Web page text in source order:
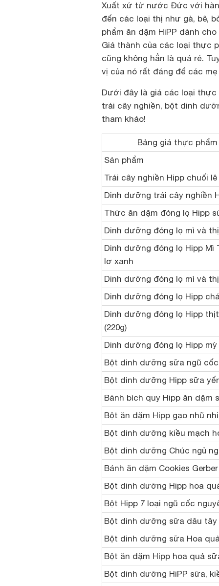
Xuất xứ từ nước Đức với
đến các loại thị như gà, bê,
phẩm ăn dặm HiPP dành
Giá thành của các loại thực
cũng không hẳn là quá rẻ.
vị của nó rất đáng để các
Dưới đây là giá các loại thực
trái cây nghiền, bột dinh
tham khảo!
Bảng giá thực
Sản phẩm
Trái cây nghiền Hipp chuối lê
Dinh dưỡng trái cây nghiền
Thức ăn dặm đóng lọ Hipp
Dinh dưỡng đóng lọ mì và
Dinh dưỡng đóng lọ Hipp Mì
lơ xanh
Dinh dưỡng đóng lọ mì và
Dinh dưỡng đóng lọ Hipp
Dinh dưỡng đóng lọ Hipp
(220g)
Dinh dưỡng đóng lọ Hipp
Bột dinh dưỡng sữa ngũ cốc
Bột dinh dưỡng Hipp sữa
Bánh bích quy Hipp ăn dặm
Bột ăn dặm Hipp gạo nhũ
Bột dinh dưỡng kiều mạch
Bột dinh dưỡng Chúc ngủ
Bánh ăn dặm Cookies Gerber
Bột dinh dưỡng Hipp hoa
Bột Hipp 7 loại ngũ cốc
Bột dinh dưỡng sữa dâu tây
Bột dinh dưỡng sữa Hoa
Bột ăn dặm Hipp hoa quả
Bột dinh dưỡng HiPP sữa,